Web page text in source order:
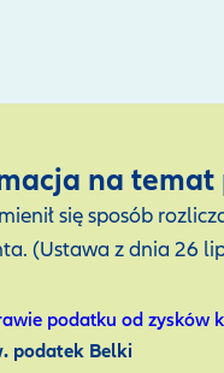
na
się sposób
(Ustawa z dnia 26
podatku od zysków
podatek Belki